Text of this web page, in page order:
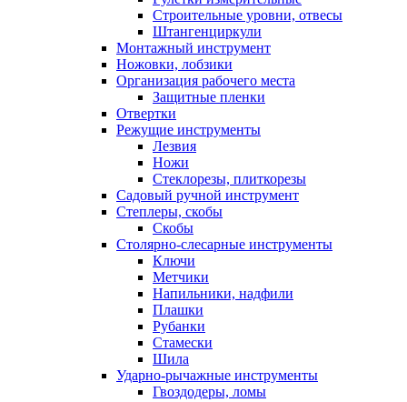
Строительные уровни, отвесы
Штангенциркули
Монтажный инструмент
Ножовки, лобзики
Организация рабочего места
Защитные пленки
Отвертки
Режущие инструменты
Лезвия
Ножи
Стеклорезы, плиткорезы
Садовый ручной инструмент
Степлеры, скобы
Скобы
Столярно-слесарные инструменты
Ключи
Метчики
Напильники, надфили
Плашки
Рубанки
Стамески
Шила
Ударно-рычажные инструменты
Гвоздодеры, ломы